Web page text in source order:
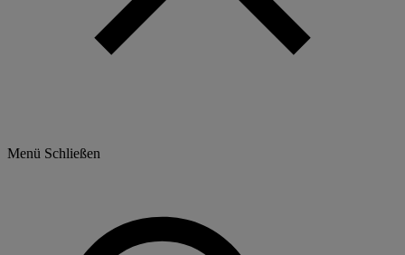
Menü Schließen